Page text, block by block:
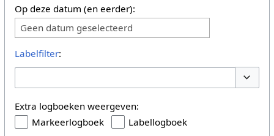
Op deze datum (en eerder):
Geen datum geselecteerd
Labelfilter:
Extra logboeken weergeven:
Markeerlogboek
Labellogboek